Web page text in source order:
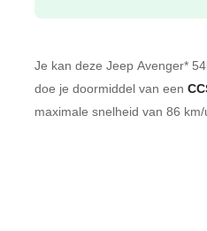
Je kan deze Jeep Avenger*
doe je doormiddel van een
maximale snelheid van 86